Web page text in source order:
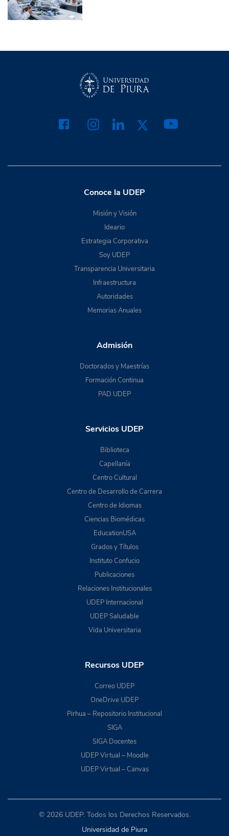
Conoce la UDEP
Misión y Visión
Ideario
Estrategia Corporativa
Soy UDEP
Transparencia Universitaria
Infraestructura
Autoridades
Memorias Anuales
Admisión
Doctorados y Maestrías
Formación Continua
PAD UDEP
Servicios UDEP
Biblioteca
Capellanía
Centro Cultural
Centro de Desarrollo de Carrera
Centro de Idiomas
Ciencias Biomédicas
EducationUSA
Grados y Títulos
Instituto Confucio
Publicaciones
Relaciones Institucionales
UDEP Internacional
UDEP Saludable
Vida Universitaria
Recursos UDEP
Correo UDEP
OneDrive UDEP
Pirhua – Repositorio Institucional
SIGA
SIGA Docentes
UDEP Virtual – Moodle
UDEP Virtual – Canvas
© 2026 UDEP. Todos los Derechos Reservados.
Universidad de Piura